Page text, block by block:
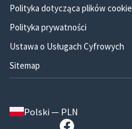
Polityka dotycząca plików cookie
Polityka prywatności
Ustawa o Usługach Cyfrowych
Sitemap
Polski — PLN